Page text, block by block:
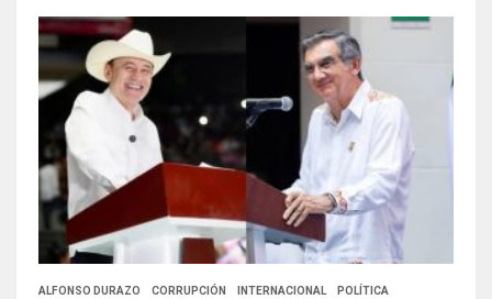
ALFONSO DURAZO CORRUPCIÓN INTERNACIONAL POLÍTICA